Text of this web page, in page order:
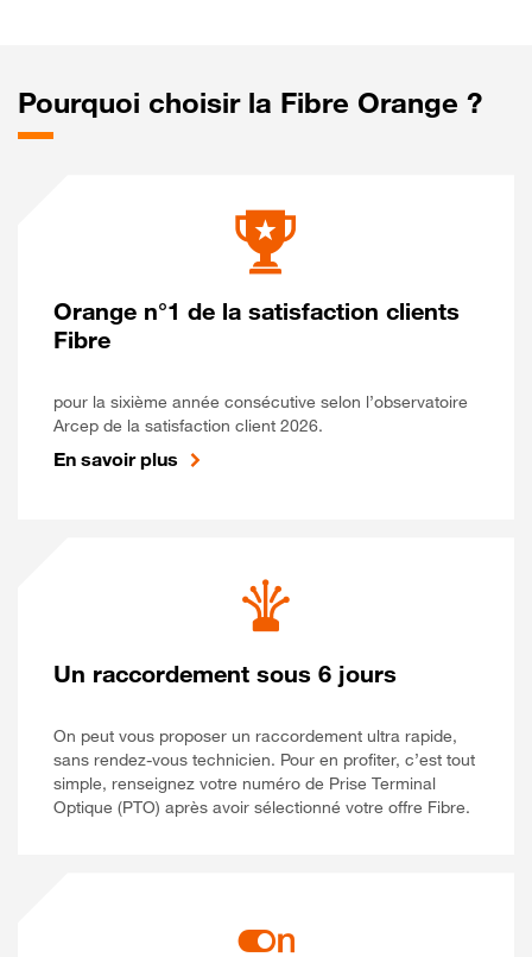
Pourquoi choisir la Fibre Orange ?
Orange n°1 de la satisfaction clients
Fibre
pour la sixième année consécutive selon l’observatoire
Arcep de la satisfaction client 2026.
En savoir plus
Un raccordement sous 6 jours
On peut vous proposer un raccordement ultra rapide,
sans rendez-vous technicien. Pour en profiter, c’est tout
simple, renseignez votre numéro de Prise Terminal
Optique (PTO) après avoir sélectionné votre offre Fibre.